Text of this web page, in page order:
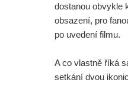
dostanou obvykle
obsazení, pro
po uvedení filmu.
A co vlastně říká
setkání dvou